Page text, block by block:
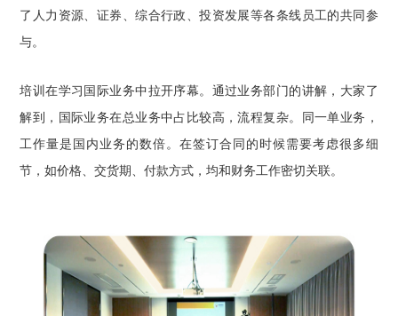
了人力资源、证券、综合行政、投资发展等各条线员工的共同参
与。
培训在学习国际业务中拉开序幕。通过业务部门的讲解，大家了
解到，国际业务在总业务中占比较高，流程复杂。同一单业务，
工作量是国内业务的数倍。在签订合同的时候需要考虑很多细
节，如价格、交货期、付款方式，均和财务工作密切关联。